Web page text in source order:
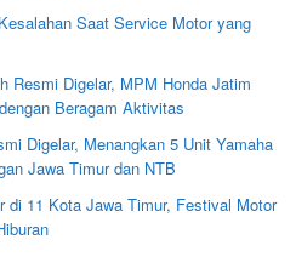
Saat Service Motor yang
Resmi Digelar, MPM Honda Jatim
Beragam Aktivitas
Digelar, Menangkan 5 Unit Yamaha
Jawa Timur dan NTB
di 11 Kota Jawa Timur, Festival Motor